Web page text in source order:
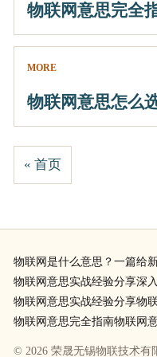
物联网意思完全
MORE
物联网意思怎么
« 首页
物联网是什么意思？一篇给
物联网意思实战经验分享深
物联网意思实战经验分享物
物联网意思完全指南物联网
© 2026 荣晟无锡物联技术有